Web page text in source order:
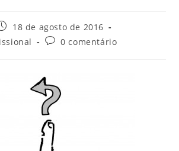
18 de agosto de 2016
0 comentário